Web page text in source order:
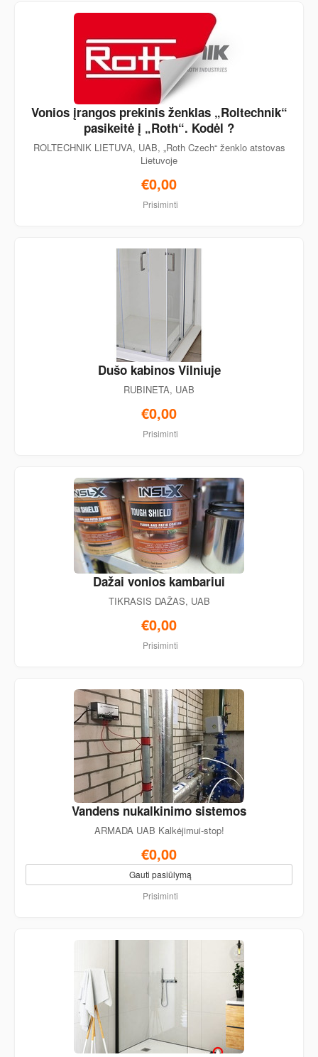
Vonios įrangos prekinis ženklas „Roltechnik“
pasikeitė į „Roth“. Kodėl ?
ROLTECHNIK LIETUVA, UAB, „Roth Czech“ ženklo atstovas
Lietuvoje
€0,00
Prisiminti
Dušo kabinos Vilniuje
RUBINETA, UAB
€0,00
Prisiminti
Dažai vonios kambariui
TIKRASIS DAŽAS, UAB
€0,00
Prisiminti
Vandens nukalkinimo sistemos
ARMADA UAB Kalkėjimui-stop!
€0,00
Gauti pasiūlymą
Prisiminti